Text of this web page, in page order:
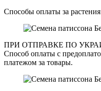
Способы оплаты за
ПРИ ОТПРАВКЕ ПО
Способ оплаты с
платежом за товары.